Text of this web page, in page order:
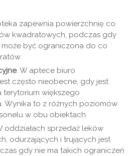
zapewnia powierzchnię co
kwadratowych, podczas gdy
być ograniczona do co
. W aptece biuro
często nieobecne, gdy jest
terytorium większego
Wynika to z różnych poziomów
w obu obiektach.
oddziałach sprzedaż leków
odurzających i trujących jest
gdy nie ma takich ograniczeń